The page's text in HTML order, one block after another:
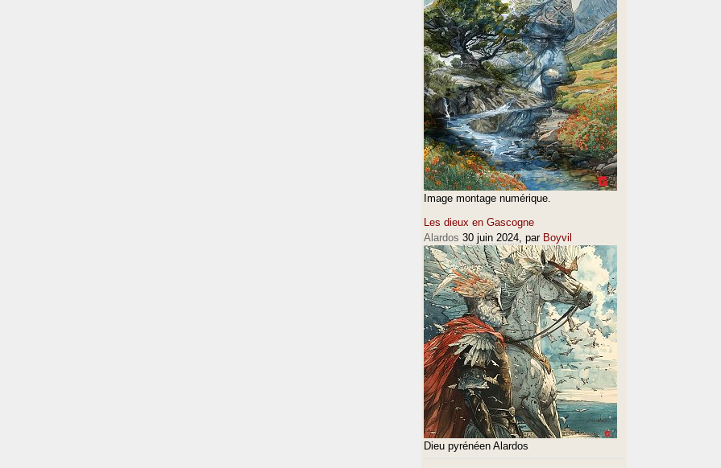
Image montage numérique.
Les dieux en Gascogne
Alardos 30 juin 2024, par Boyvil
Dieu pyrénéen Alardos